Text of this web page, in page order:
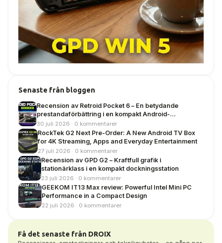
Senaste från bloggen
Recension av Retroid Pocket 6 – En betydande
prestandaförbättring i en kompakt Android-
handhållen enhet
30 juli 2026 · 0 kommentarer
RockTek G2 Next Pre-Order: A New Android TV Box
for 4K Streaming, Apps and Everyday Entertainment
27 juli 2026 · 0 kommentarer
Recension av GPD G2 – Kraftfull grafik i
stationärklass i en kompakt dockningsstation
23 juli 2026 · 0 kommentarer
GEEKOM IT13 Max review: Powerful Intel Mini PC
Performance in a Compact Design
22 juli 2026 · 0 kommentarer
Få det senaste från DROIX